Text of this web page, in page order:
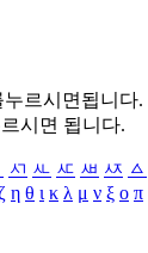
누르시면됩니다.
시면 됩니다.
ㅺ ㅻ ㅼ ㅽ ㅾ ㅿ
η θ ι κ λ μ ν ξ ο π